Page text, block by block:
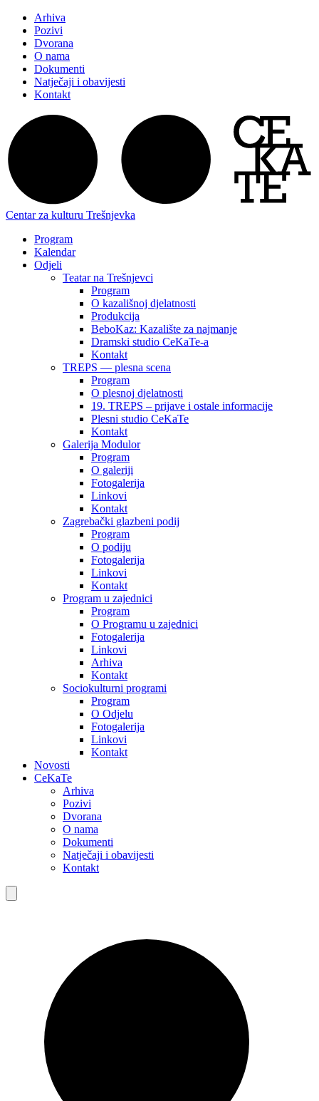
Arhiva
Pozivi
Dvorana
O nama
Dokumenti
Natječaji i obavijesti
Kontakt
Centar za kulturu Trešnjevka
Program
Kalendar
Odjeli
Teatar na Trešnjevci
Program
O kazališnoj djelatnosti
Produkcija
BeboKaz: Kazalište za najmanje
Dramski studio CeKaTe-a
Kontakt
TREPS — plesna scena
Program
O plesnoj djelatnosti
19. TREPS – prijave i ostale informacije
Plesni studio CeKaTe
Kontakt
Galerija Modulor
Program
O galeriji
Fotogalerija
Linkovi
Kontakt
Zagrebački glazbeni podij
Program
O podiju
Fotogalerija
Linkovi
Kontakt
Program u zajednici
Program
O Programu u zajednici
Fotogalerija
Linkovi
Arhiva
Kontakt
Sociokulturni programi
Program
O Odjelu
Fotogalerija
Linkovi
Kontakt
Novosti
CeKaTe
Arhiva
Pozivi
Dvorana
O nama
Dokumenti
Natječaji i obavijesti
Kontakt